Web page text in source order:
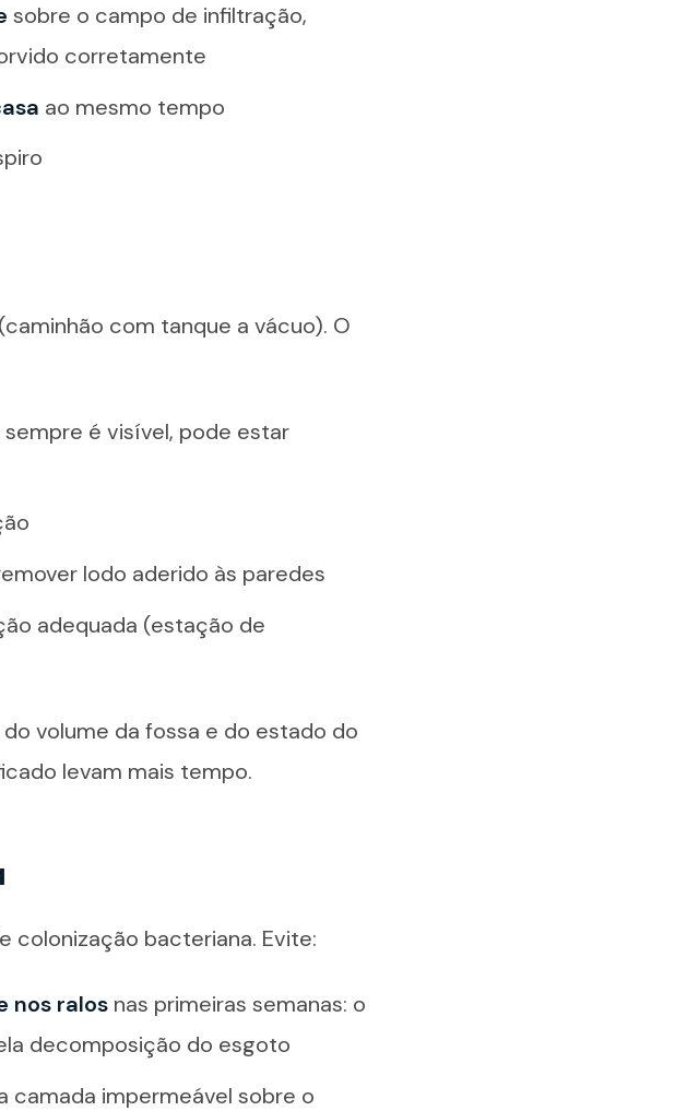
sobre o campo de infiltração,
corretamente
ao mesmo tempo
com tanque a vácuo). O
é visível, pode estar
lodo aderido às paredes
adequada (estação de
volume da fossa e do estado do
levam mais tempo.
colonização bacteriana. Evite:
nos ralos nas primeiras semanas: o
decomposição do esgoto
camada impermeável sobre o